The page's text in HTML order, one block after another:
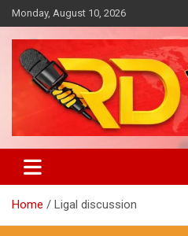
Skip
to
content
Monday, August 10, 2026
Reporter Diaries
Home Ligal discussion